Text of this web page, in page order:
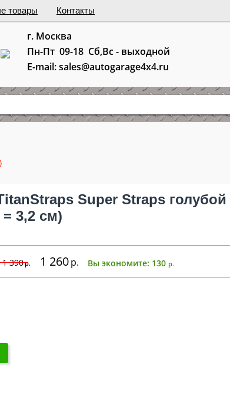
товары Контакты
г. Москва
Пн-Пт 09-18 Сб,Вс - выходной
E-mail: sales@autogarage4x4.ru
Super Straps голубой
3,2 см)
1 390р 1 260 р Вы экономите: 130 р